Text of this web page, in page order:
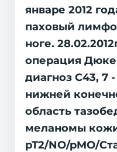
январе 2012
паховый
ноге.
операция
диагноз С43, 7
нижней
область
меланомы
рТ2/NO/pMO/